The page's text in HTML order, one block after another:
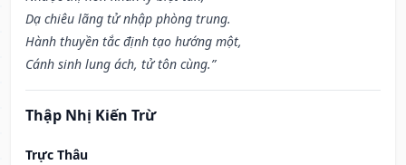
Dạ chiêu lãng tử nhập phòng trung.
Hành thuyền tắc định tạo hướng một,
Cánh sinh lung ách, tử tôn cùng.”
Thập Nhị Kiến Trừ
Trực Thâu